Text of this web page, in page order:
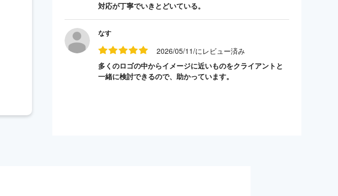
対応が丁寧でいきとどいている。
なす
2026/05/11/にレビュー済み
多くのロゴの中からイメージに近いものをクライアントと
一緒に検討できるので、助かっています。